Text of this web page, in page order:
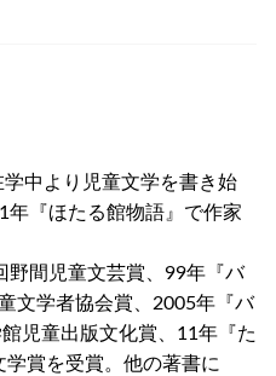
中より児童文学を書き始
年『ほたる館物語』で作家
野間児童文芸賞、99年『バ
文学者協会賞、2005年『バ
児童出版文化賞、11年『た
賞を受賞。他の著書に